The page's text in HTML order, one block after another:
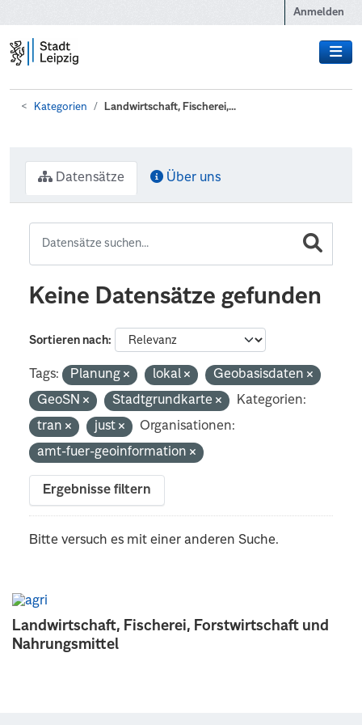
Anmelden
Kategorien Landwirtschaft, Fischerei,...
Landwirtschaft, Fischerei, Forstwirtschaft und
Nahrungsmittel
Datensätze Über uns
Keine Datensätze gefunden
Sortieren nach
Tags: Planung lokal
Geobasisdaten
GeoSN
Stadtgrundkarte
Kategorien:
tran
just
Organisationen:
amt-fuer-geoinformation
Ergebnisse filtern
Bitte versuch es mit einer anderen Suche.